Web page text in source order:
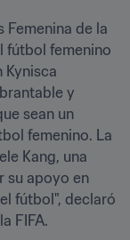
Femenina de la
fútbol femenino
y
sean un
femenino. La
Kang, una
su apoyo en
fútbol", declaró
FIFA.